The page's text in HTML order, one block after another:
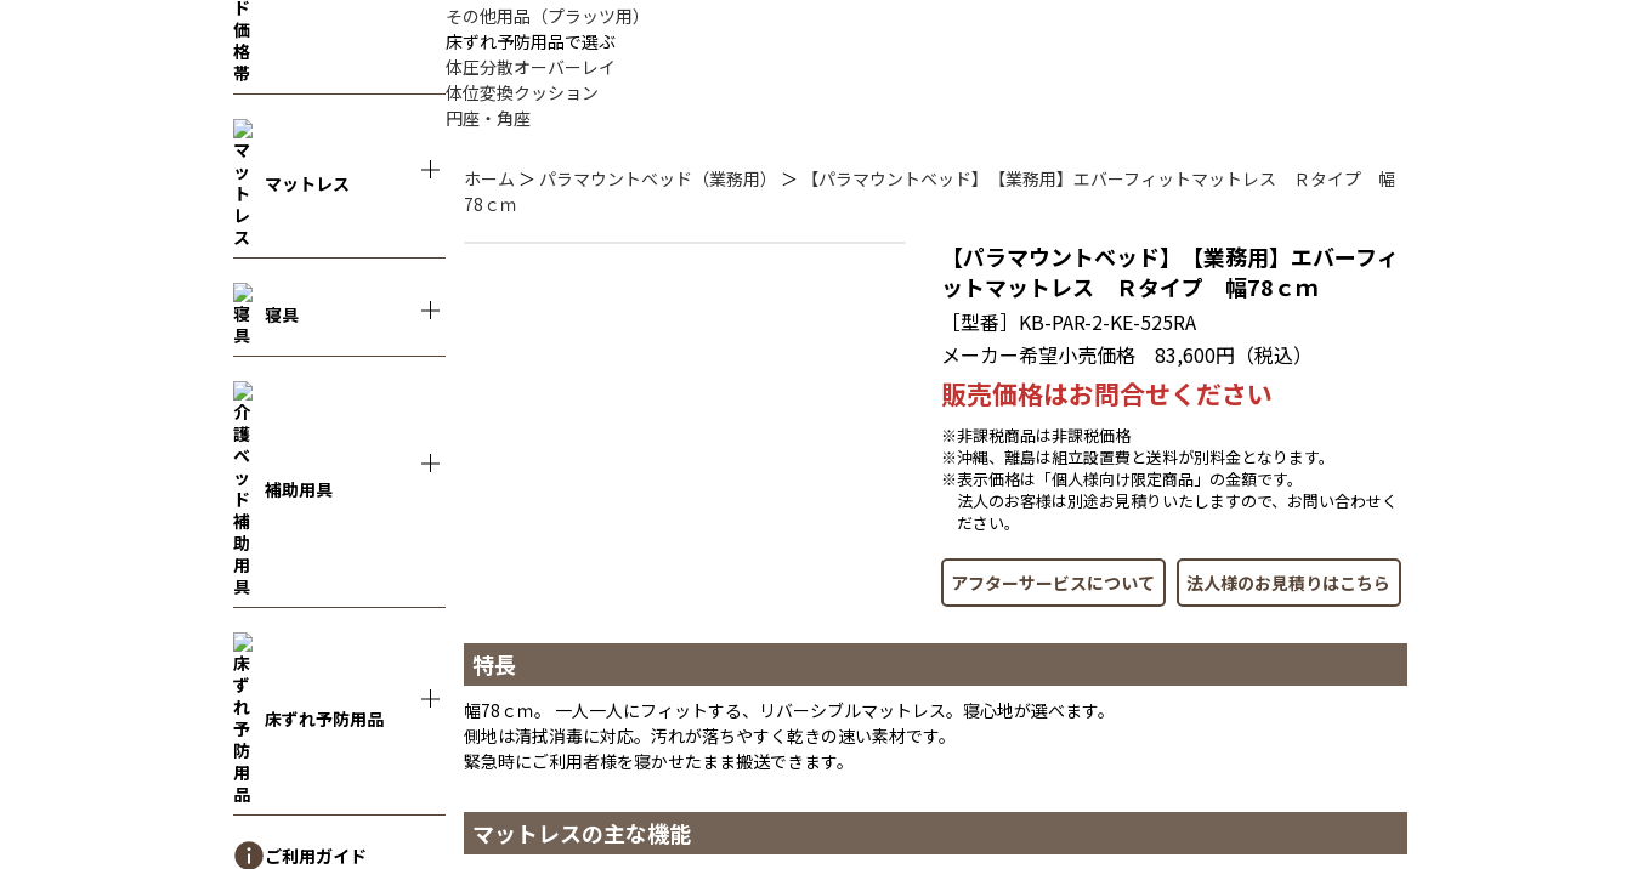
マットレス
寝具
補助用具
床ずれ予防用品
ご利用ガイド
その他用品（プラッツ用）
床ずれ予防用品で選ぶ
体圧分散オーバーレイ
体位変換クッション
円座・角座
ホーム ＞ パラマウントベッド（業務用） ＞
【パラマウントベッド】【業務用】エバーフィットマットレス Ｒタイプ 幅
78ｃｍ
【パラマウントベッド】【業務用】エバーフィ
ットマットレス Ｒタイプ 幅78ｃｍ
［型番］KB-PAR-2-KE-525RA
メーカー希望小売価格
83,600円（税込）
販売価格はお問合せください
※非課税商品は非課税価格
※沖縄、離島は組立設置費と送料が別料金となります。
※表示価格は「個人様向け限定商品」の金額です。
法人のお客様は別途お見積りいたしますので、お問い合わせく
ださい。
アフターサービスについて 法人様のお見積りはこちら
特長
幅78ｃｍ。 一人一人にフィットする、リバーシブルマットレス。寝心地が選べます。
側地は清拭消毒に対応。汚れが落ちやすく乾きの速い素材です。
緊急時にご利用者様を寝かせたまま搬送できます。
マットレスの主な機能